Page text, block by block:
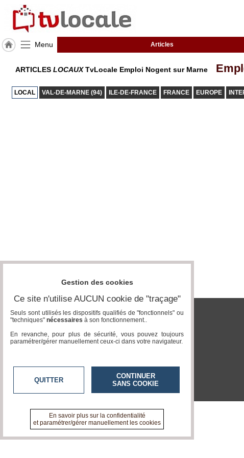
Menu Articles
ACCUEIL
Blogs
Prémium
Inscription
annuaire
ARTICLES LOCAUXTvLocale Emploi Nogent sur Marne
LOCAL VAL-DE-MARNE (94) ILE-DE-FRANCE FRANCE EUROPE
tvlocale.fr
Gestion des cookies
Ce site n'utilise AUCUN cookie de "traçage"
Seuls sont utilisés les dispositifs qualifiés de "fonctionnels" ou
"techniques" nécessaires à son fonctionnement..
En revanche, pour plus de sécurité, vous pouvez toujours
paramétrer/gérer manuellement ceux-ci dans votre navigateur.
QUITTER
CONTINUER
SANS COOKIE
En savoir plus sur la confidentialité
et paramétrer/gérer manuellement les cookies